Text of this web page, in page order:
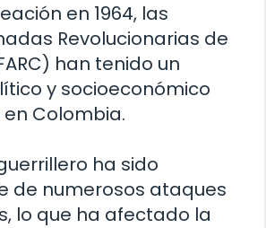
en 1964, las
Revolucionarias de
han tenido un
y socioeconómico
Colombia.
ha sido
de numerosos ataques
lo que ha afectado la